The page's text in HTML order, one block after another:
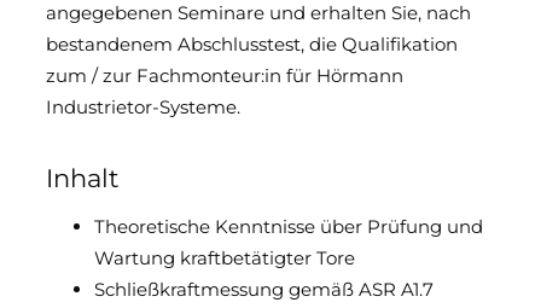
steinau Akademie
Downloads & Medien
angegebenen Seminare und erhalten Sie, nach
bestandenem Abschlusstest, die Qualifikation
zum / zur Fachmonteur:in für Hörmann
Industrietor-Systeme.
Inhalt
Theoretische Kenntnisse über Prüfung und
Wartung kraftbetätigter Tore
Schließkraftmessung gemäß ASR A1.7